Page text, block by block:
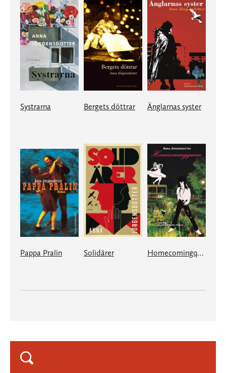
Systrarna Bergets döttrar Änglarnas syster
Pappa Pralin Solidärer Homecomingqueen